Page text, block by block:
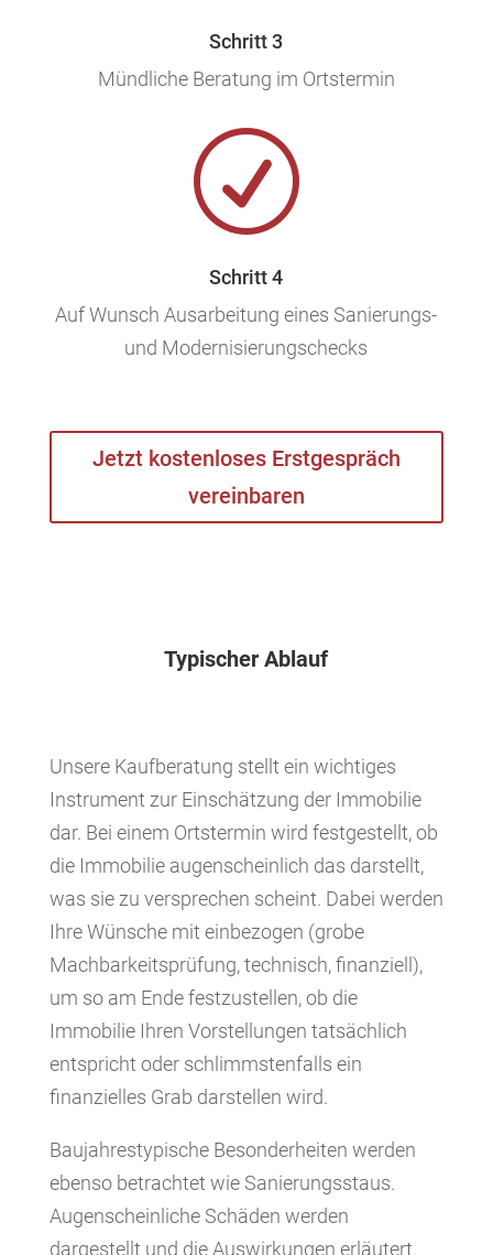
Schritt 3
Mündliche Beratung im Ortstermin
R
Schritt 4
Auf Wunsch Ausarbeitung eines Sanierungs-
und Modernisierungschecks
Jetzt kostenloses Erstgespräch
vereinbaren
Typischer Ablauf
Unsere Kaufberatung stellt ein wichtiges
Instrument zur Einschätzung der Immobilie
dar. Bei einem Ortstermin wird festgestellt, ob
die Immobilie augenscheinlich das darstellt,
was sie zu versprechen scheint. Dabei werden
Ihre Wünsche mit einbezogen (grobe
Machbarkeitsprüfung, technisch, finanziell),
um so am Ende festzustellen, ob die
Immobilie Ihren Vorstellungen tatsächlich
entspricht oder schlimmstenfalls ein
finanzielles Grab darstellen wird.
Baujahrestypische Besonderheiten werden
ebenso betrachtet wie Sanierungsstaus.
Augenscheinliche Schäden werden
dargestellt und die Auswirkungen erläutert.